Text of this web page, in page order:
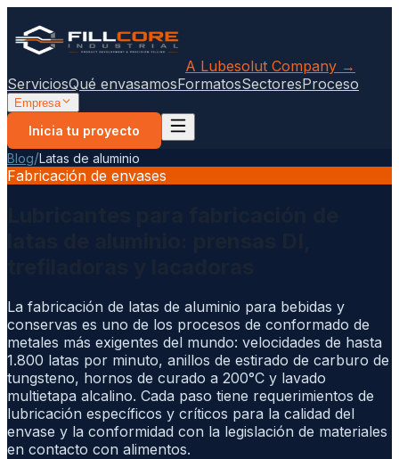
A Lubesolut Company →
ServiciosQué envasamosFormatosSectoresProceso
Empresa
Inicia tu proyecto
Blog/Latas de aluminio
Fabricación de envases
La fabricación de latas de aluminio para bebidas y
conservas es uno de los procesos de conformado de
metales más exigentes del mundo: velocidades de hasta
1.800 latas por minuto, anillos de estirado de carburo de
tungsteno, hornos de curado a 200°C y lavado
multietapa alcalino. Cada paso tiene requerimientos de
lubricación específicos y críticos para la calidad del
envase y la conformidad con la legislación de materiales
en contacto con alimentos.